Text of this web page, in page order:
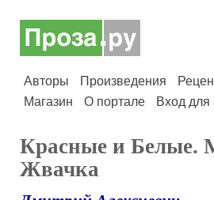
Авторы Произведения
Магазин
О портале Вход для
Красные и Белые.
Жвачка